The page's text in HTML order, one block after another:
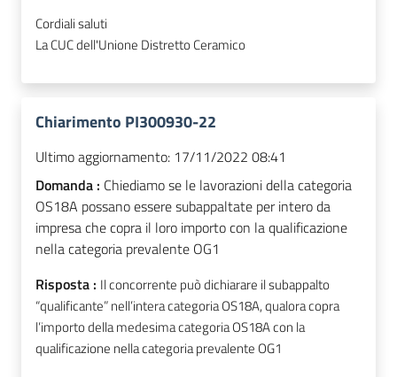
Cordiali saluti
La CUC dell'Unione Distretto Ceramico
Chiarimento PI300930-22
Ultimo aggiornamento: 17/11/2022 08:41
Domanda : Chiediamo se le lavorazioni della categoria
OS18A possano essere subappaltate per intero da
impresa che copra il loro importo con la qualificazione
nella categoria prevalente OG1
Risposta : Il concorrente può dichiarare il subappalto
“qualificante” nell’intera categoria OS18A, qualora copra
l’importo della medesima categoria OS18A con la
qualificazione nella categoria prevalente OG1